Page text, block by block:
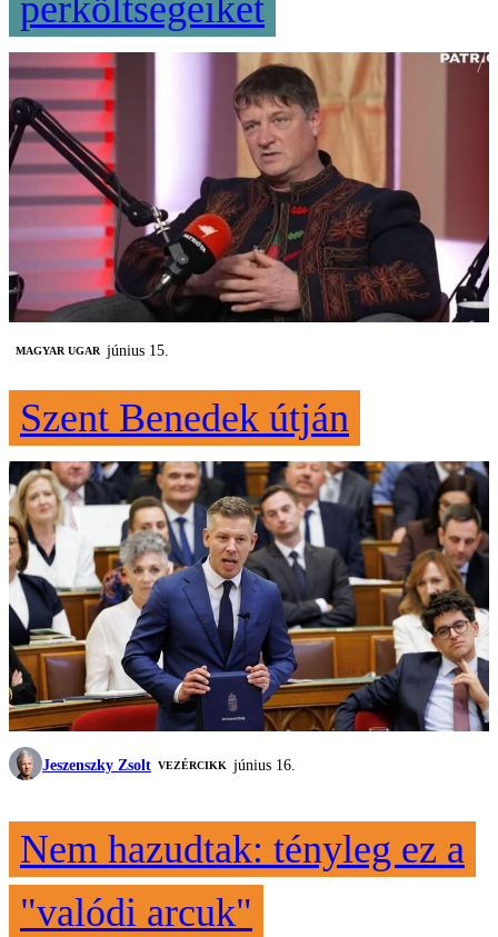
perköltségeiket
MAGYAR UGAR június 15.
Szent Benedek útján
Jeszenszky Zsolt VEZÉRCIKK június 16.
Nem hazudtak: tényleg ez a
"valódi arcuk"